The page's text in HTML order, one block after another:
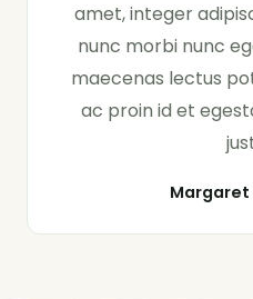
amet, integer
nunc morbi nunc
maecenas lectus
ac proin id et
Margaret